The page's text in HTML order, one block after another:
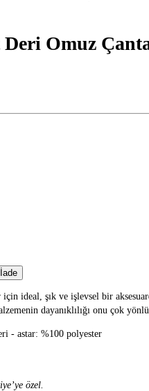
Omuz
ideal, şık ve işlevsel bir
dayanıklılığı onu çok
- astar: %100 polyester
özel.